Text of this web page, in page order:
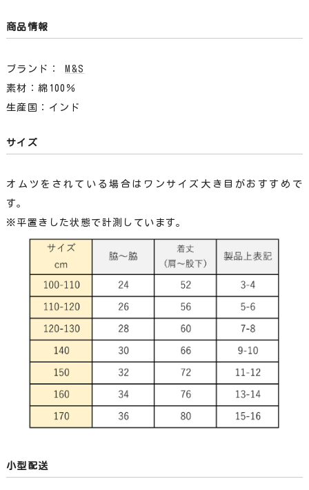
商品情報
ブランド：M&S
素材：綿100％
生産国：インド
サイズ
オムツをされている場合はワンサイズ大き目がおすすめで
す。
※平置きした状態で計測しています。
小型配送